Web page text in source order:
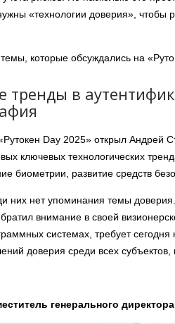
«технологии доверия», чтобы
которые обсуждались на
тренды в
Day 2025» открыл Андрей
ключевых технологических
биометрии, развитие средств
них нет упоминания темы
внимание в своей
системах, требует
доверия среди всех
генерального